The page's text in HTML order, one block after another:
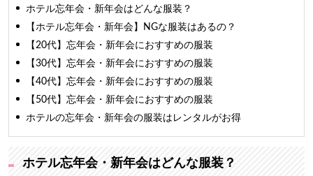
業界最大級のインターネット専門
ファッションモデルやアパレルバイヤーの経験もあ
り、おしゃれコンシャスでは主に商品の仕入れを担
TV、新聞をはじめとする100を超えるメディアに出演
しています。
長年の経験と培った専門知識をもとに、信頼できるマ
ナー・ファッション・美の情報をお届けします。
ホテル忘年会・新年会はどんな服装？
【ホテル忘年会・新年会】NGな服装はあるの？
【20代】忘年会・新年会におすすめの服装
【30代】忘年会・新年会におすすめの服装
【40代】忘年会・新年会におすすめの服装
【50代】忘年会・新年会におすすめの服装
ホテルの忘年会・新年会の服装はレンタルがお得
ホテル忘年会・新年会はどんな服装？